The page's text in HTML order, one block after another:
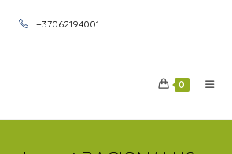
+37062194001
0